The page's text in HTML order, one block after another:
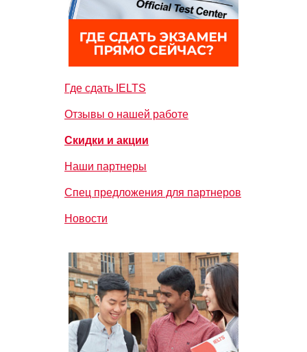
Где сдать IELTS
Отзывы о нашей работе
Скидки и акции
Наши партнеры
Спец предложения для партнеров
Новости